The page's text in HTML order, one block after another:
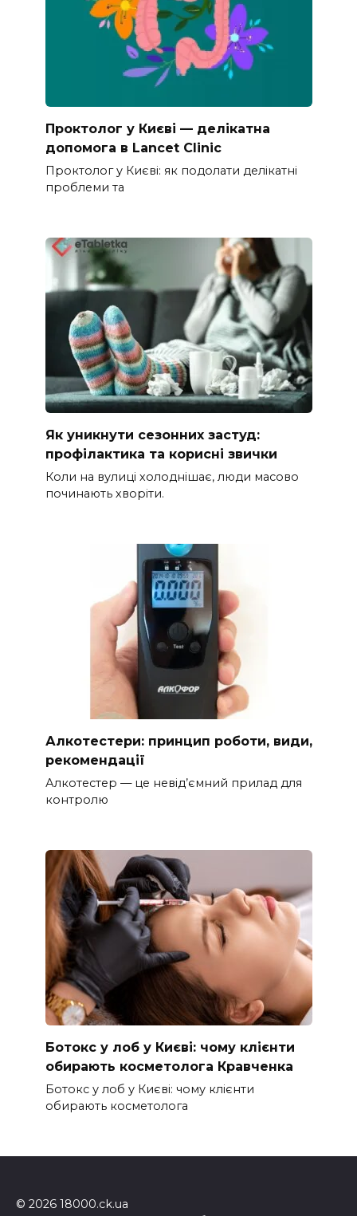
Проктолог у Києві — делікатна
допомога в Lancet Clinic
Проктолог у Києві: як подолати делікатні
проблеми та
Як уникнути сезонних застуд:
профілактика та корисні звички
Коли на вулиці холоднішає, люди масово
починають хворіти.
Алкотестери: принцип роботи, види,
рекомендації
Алкотестер — це невід’ємний прилад для
контролю
Ботокс у лоб у Києві: чому клієнти
обирають косметолога Кравченка
Ботокс у лоб у Києві: чому клієнти
обирають косметолога
© 2026 18000.ck.ua